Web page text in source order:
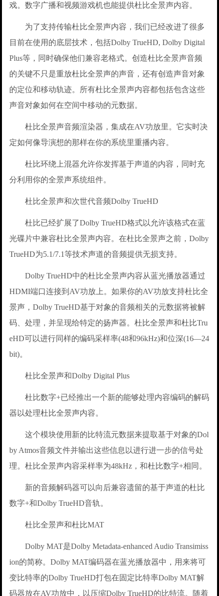
戏。数字广播和视频游戏机也能提供杜比全景声内容。
为了支持传输杜比全景声内容，我们已经改进了很多
目前在使用的底层技术，包括Dolby TrueHD, Dolby Digital
Plus等，同时确保他们兼容老格式。创造杜比全景声音频
的关键不只是重放杜比全景声的声音，还有创造声音对象
的定位和移动轨迹。所有杜比全景声内容都包括包含这些
声音对象如何在空间中移动的元数据。
杜比全景声音频渲染器，集成在AV功放里。它实时决
定如何像导演想的那样在你的系统里重播内容。
杜比环绕上混器允许你发挥基于声道的内容，同时充
分利用你的全景声系统组件。
杜比全景声和次世代音频Dolby TrueHD
杜比已经扩展了Dolby TrueHD格式以允许该格式在蓝
光碟片中兼容杜比全景声内容。在杜比全景声之前，Dolby
TrueHD为5.1/7.1等技术声道的音频提供无损支持。
Dolby TrueHD中的杜比全景声内容从蓝光播放器通过
HDMI端口连接到AV功放上。如果你的AV功放支持杜比全
景声，Dolby TrueHD基于对象的音频相关的元数据将被解
码、处理，并呈现给特定的扬声器。杜比全景声和杜比Tru
eHD可以进行同样的编码采样率(48和96kHz)和位深(16—24
bit)。
杜比全景声和Dolby Digital Plus
杜比数字+已经推出一个新的能够处理内容编码的解码
器以处理杜比全景声内容。
这个模块使用新的比特流元数据来提取基于对象的Dol
by Atmos音频文件并输出这些信息以进行进一步的信号处
理。杜比全景声内容采样率为48kHz，和杜比数字+相同。
新的音频解码器可以向后兼容遗留的基于声道的杜比
数字+和Dolby TrueHD音轨。
杜比全景声和杜比MAT
Dolby MAT是Dolby Metadata-enhanced Audio Transimiss
ion的简称。Dolby MAT编码器在蓝光播放器中，用来将可
变比特率的Dolby TrueHD打包在固定比特率Dolby MAT解
码器放在AV功放中，以压缩Dolby TrueHD的比特流。随着